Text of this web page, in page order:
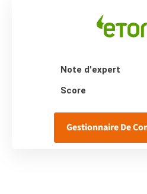
Note d'expert
Score
Gestionnaire De